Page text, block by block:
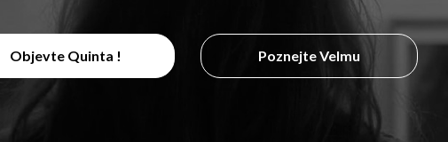
Objevte Quinta ! Poznejte Velmu